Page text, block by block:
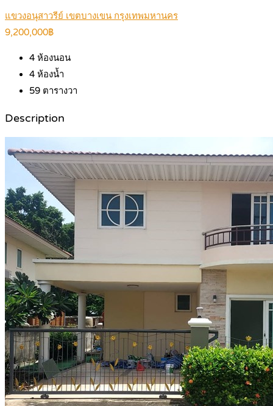
แขวงอนุสาวรีย์ เขตบางเขน กรุงเทพมหานคร
9,200,000฿
4 ห้องนอน
4 ห้องน้ำ
59 ตารางวา
Description